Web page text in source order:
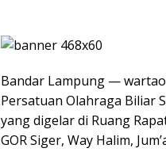
Bandar Lampung —
Persatuan Olahraga Biliar
yang digelar di Ruang
GOR Siger, Way Halim,